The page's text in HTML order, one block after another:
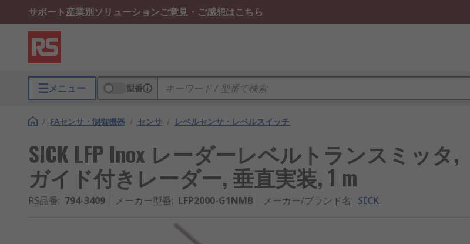
サポート産業別ソリューションご意見・ご感想はこちら
メニュー 型番
/ FAセンサ・制御機器 / センサ / レベルセンサ・レベルスイッチ
SICK LFP Inox レーダーレベルトランスミッタ,
ガイド付きレーダー, 垂直実装, 1 m
RS品番: 794-3409 メーカー型番: LFP2000-G1NMB メーカー/ブランド名: SICK